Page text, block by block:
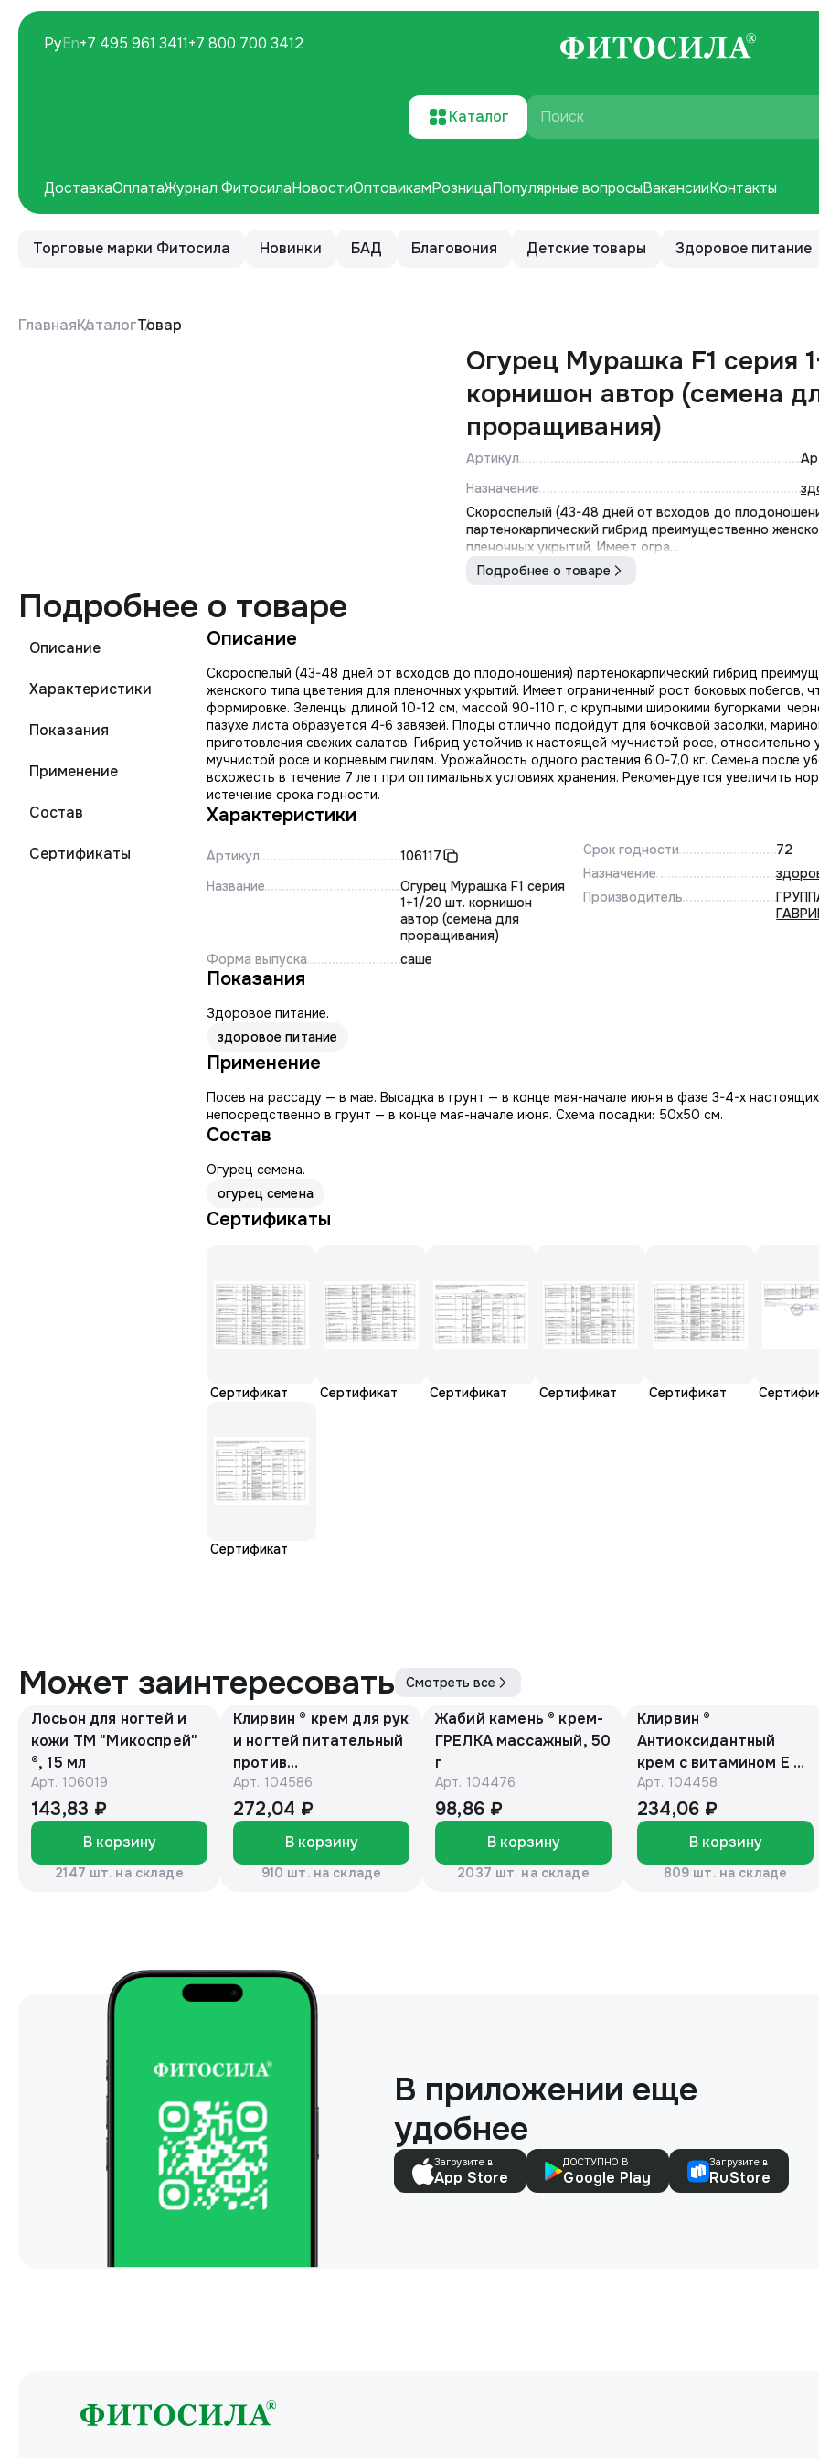
ДоставкаОплатаЖурнал ФитосилаНовостиОптовикамРозницаПопулярные вопросыВакансииКонтакты
РуEn+7 495 961 3411+7 800 700 3412
Каталог Поиск
Торговые марки Фитосила Новинки БАД Благовония Детские товары Здоровое питание
ГлавнаяКаталогТовар
Огурец Мурашка F1 серия
корнишон автор (семена
проращивания)
Артикул
Назначение
Скороспелый (43-48 дней от всходов до
партенокарпический гибрид преимущественно
пленочных укрытий. Имеет огра...
Подробнее о товаре
Подробнее о товаре
Описание
Характеристики
Показания
Применение
Состав
Сертификаты
Описание
Скороспелый (43-48 дней от всходов до плодоношения) партенокарпический гибрид
женского типа цветения для пленочных укрытий. Имеет ограниченный рост боковых побегов,
формировке. Зеленцы длиной 10-12 см, массой 90-110 г, с крупными широкими бугорками,
пазухе листа образуется 4-6 завязей. Плоды отлично подойдут для бочковой засолки,
приготовления свежих салатов. Гибрид устойчив к настоящей мучнистой росе, относительно
мучнистой росе и корневым гнилям. Урожайность одного растения 6,0-7,0 кг. Семена после
всхожесть в течение 7 лет при оптимальных условиях хранения. Рекомендуется увеличить
истечение срока годности.
Характеристики
Артикул
106117
Название
Огурец Мурашка F1 серия
1+1/20 шт. корнишон
автор (семена для
проращивания)
Форма выпуска
саше
Срок годности
72
Назначение
Производитель
Показания
Здоровое питание.
здоровое питание
Применение
Посев на рассаду — в мае. Высадка в грунт — в конце мая-начале июня в фазе 3-4-х
непосредственно в грунт — в конце мая-начале июня. Схема посадки: 50х50 см.
Состав
Огурец семена.
огурец семена
Сертификаты
Сертификат Сертификат Сертификат Сертификат Сертификат
Сертификат
Может заинтересовать Смотреть все
Лосьон для ногтей и
кожи ТМ "Микоспрей"
®, 15 мл
Арт. 106019
143,83 ₽
В корзину
2147 шт. на складе
Клирвин ® крем для рук
и ногтей питательный
против
гиперпигментации для
осветления кожи 75 г
Арт. 104586
272,04 ₽
В корзину
910 шт. на складе
Жабий камень ® крем-
ГРЕЛКА массажный, 50
г
Арт. 104476
98,86 ₽
В корзину
2037 шт. на складе
Клирвин ®
Антиоксидантный
крем с витамином Е и
маслом макадамии
150г
Арт. 104458
234,06 ₽
В корзину
809 шт. на складе
В приложении еще
удобнее
Загрузите в
App Store
ДОСТУПНО В
Google Play
Загрузите в
RuStore